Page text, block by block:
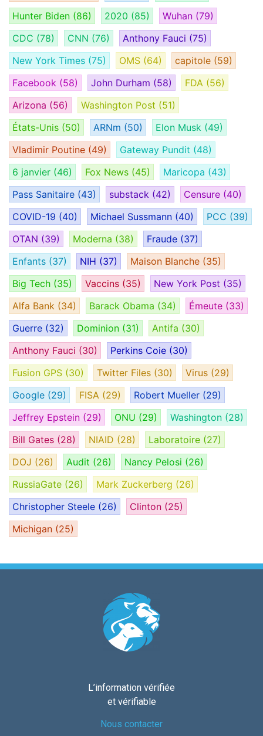
Hunter Biden (86) 2020 (85) Wuhan (79)
CDC (78) CNN (76) Anthony Fauci (75)
New York Times (75) OMS (64) capitole (59)
Facebook (58) John Durham (58) FDA (56)
Arizona (56) Washington Post (51)
États-Unis (50) ARNm (50) Elon Musk (49)
Vladimir Poutine (49) Gateway Pundit (48)
6 janvier (46) Fox News (45) Maricopa (43)
Pass Sanitaire (43) substack (42) Censure (40)
COVID-19 (40) Michael Sussmann (40) PCC (39)
OTAN (39) Moderna (38) Fraude (37)
Enfants (37) NIH (37) Maison Blanche (35)
Big Tech (35) Vaccins (35) New York Post (35)
Alfa Bank (34) Barack Obama (34) Émeute (33)
Guerre (32) Dominion (31) Antifa (30)
Anthony Fauci (30) Perkins Coie (30)
Fusion GPS (30) Twitter Files (30) Virus (29)
Google (29) FISA (29) Robert Mueller (29)
Jeffrey Epstein (29) ONU (29) Washington (28)
Bill Gates (28) NIAID (28) Laboratoire (27)
DOJ (26) Audit (26) Nancy Pelosi (26)
RussiaGate (26) Mark Zuckerberg (26)
Christopher Steele (26) Clinton (25)
Michigan (25)
L’information vérifiée
et vérifiable
Nous contacter